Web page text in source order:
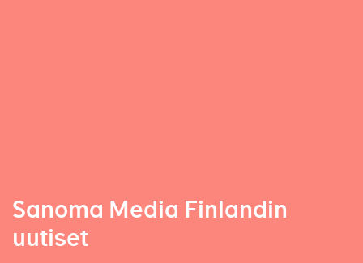
Sanoma Media Finlandin
uutiset